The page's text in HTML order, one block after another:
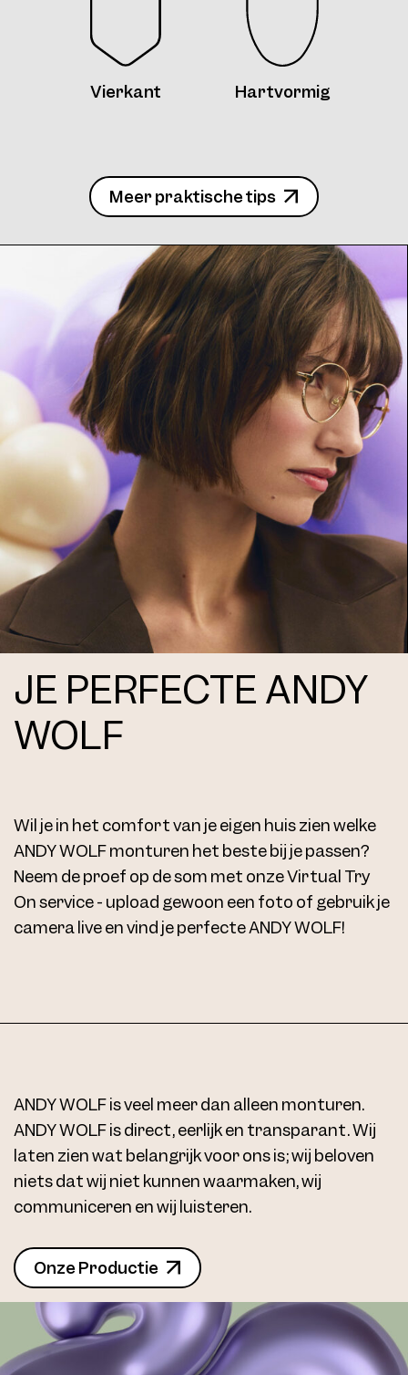
Vierkant Hartvormig
Meer praktische tips
JE PERFECTE ANDY
WOLF
Wil je in het comfort van je eigen huis zien welke
ANDY WOLF monturen het beste bij je passen?
Neem de proef op de som met onze Virtual Try
On service - upload gewoon een foto of gebruik je
camera live en vind je perfecte ANDY WOLF!
ANDY WOLF is veel meer dan alleen monturen.
ANDY WOLF is direct, eerlijk en transparant. Wij
laten zien wat belangrijk voor ons is; wij beloven
niets dat wij niet kunnen waarmaken, wij
communiceren en wij luisteren.
Onze Productie